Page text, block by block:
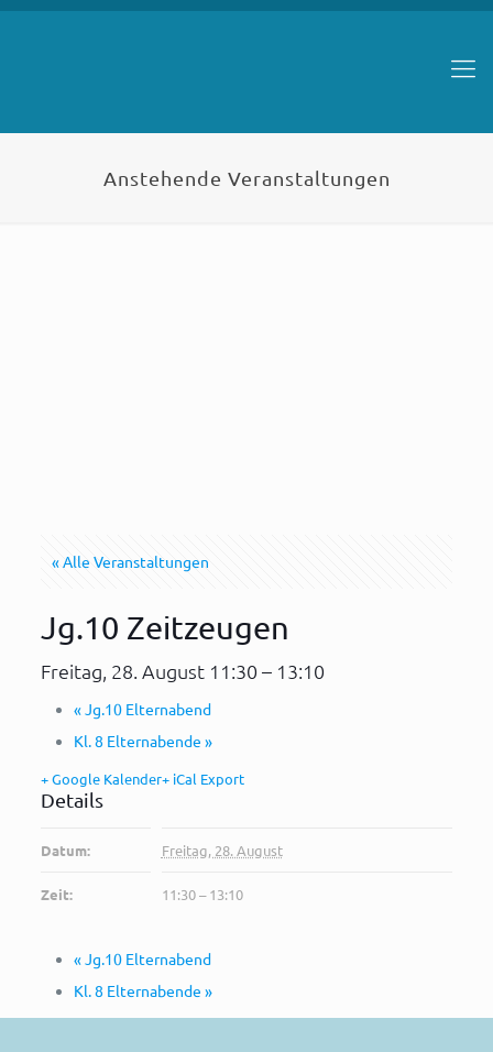
Anstehende Veranstaltungen
« Alle Veranstaltungen
Jg.10 Zeitzeugen
Freitag, 28. August 11:30 – 13:10
«Jg.10 Elternabend
Kl. 8 Elternabende »
+ Google Kalender+ iCal Export
Details
Datum: Freitag, 28. August
Zeit: 11:30 – 13:10
«Jg.10 Elternabend
Kl. 8 Elternabende »